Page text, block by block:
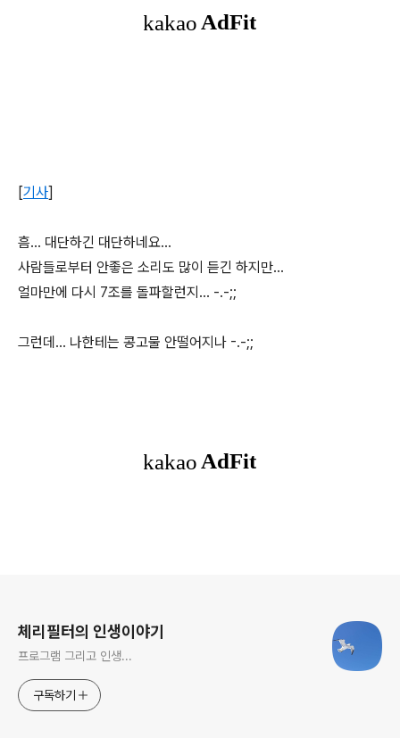
[기사]
흠... 대단하긴 대단하네요...
사람들로부터 안좋은 소리도 많이 듣긴 하지만...
얼마만에 다시 7조를 돌파할런지... -.-;;
그런데... 나한테는 콩고물 안떨어지나 -.-;;
체리필터의 인생이야기
프로그램 그리고 인생...
구독하기